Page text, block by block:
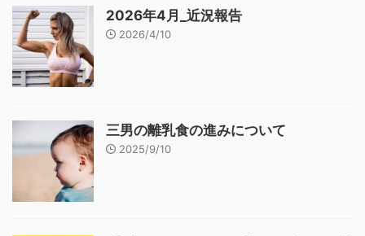
2026年4月_近況報告
2026/4/10
三男の離乳食の進みについて
2025/9/10